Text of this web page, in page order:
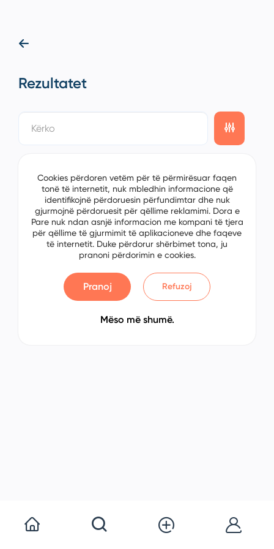
Rezultatet
Cookies përdoren vetëm për të përmirësuar faqen
tonë të internetit, nuk mbledhin informacione që
identifikojnë përdoruesin përfundimtar dhe nuk
gjurmojnë përdoruesit për qëllime reklamimi. Dora e
Pare nuk ndan asnjë informacion me kompani të tjera
për qëllime të gjurmimit të aplikacioneve dhe faqeve
të internetit. Duke përdorur shërbimet tona, ju
pranoni përdorimin e cookies.
Pranoj Refuzoj
Mëso më shumë.